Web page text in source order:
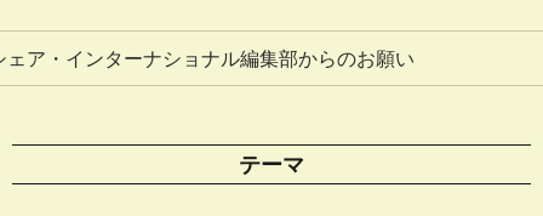
ェア・インターナショナル編集部からのお願い
テーマ